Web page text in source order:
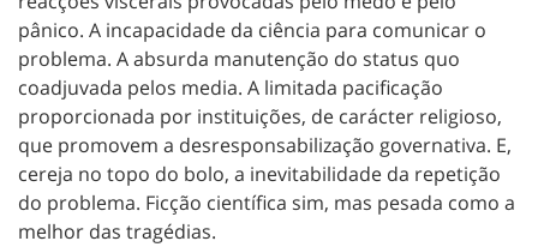
pânico. A incapacidade da ciência para comunicar o
problema. A absurda manutenção do status quo
coadjuvada pelos media. A limitada pacificação
proporcionada por instituições, de carácter religioso,
que promovem a desresponsabilização governativa. E,
cereja no topo do bolo, a inevitabilidade da repetição
do problema. Ficção científica sim, mas pesada como a
melhor das tragédias.